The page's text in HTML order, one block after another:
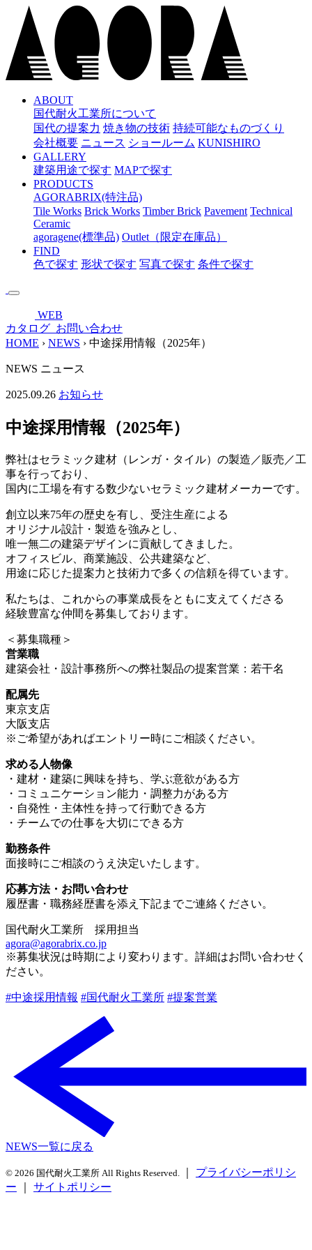
コ
ン
ABOUT
国代耐火工業所について
国代の提案力 焼き物の技術 持続可能なものづくり
会社概要 ニュース ショールーム KUNISHIRO
GALLERY
建築用途で探す MAPで探す
PRODUCTS
AGORABRIX(特注品)
Tile Works Brick Works Timber Brick Pavement Technical
Ceramic
agoragene(標準品) Outlet（限定在庫品）
FIND
色で探す 形状で探す 写真で探す 条件で探す
WEB
カタログ お問い合わせ
HOME › NEWS › 中途採用情報（2025年）
NEWS ニュース
2025.09.26 お知らせ
中途採用情報（2025年）
弊社はセラミック建材（レンガ・タイル）の製造／販売／工
事を行っており、
国内に工場を有する数少ないセラミック建材メーカーです。
創立以来75年の歴史を有し、受注生産による
オリジナル設計・製造を強みとし、
唯一無二の建築デザインに貢献してきました。
オフィスビル、商業施設、公共建築など、
用途に応じた提案力と技術力で多くの信頼を得ています。
私たちは、これからの事業成長をともに支えてくださる
経験豊富な仲間を募集しております。
＜募集職種＞
営業職
建築会社・設計事務所への弊社製品の提案営業：若干名
配属先
東京支店
大阪支店
※ご希望があればエントリー時にご相談ください。
求める人物像
・建材・建築に興味を持ち、学ぶ意欲がある方
・コミュニケーション能力・調整力がある方
・自発性・主体性を持って行動できる方
・チームでの仕事を大切にできる方
勤務条件
面接時にご相談のうえ決定いたします。
応募方法・お問い合わせ
履歴書・職務経歴書を添え下記までご連絡ください。
国代耐火工業所 採用担当
agora@agorabrix.co.jp
※募集状況は時期により変わります。詳細はお問い合わせく
ださい。
#中途採用情報 #国代耐火工業所 #提案営業
NEWS一覧に戻る
© 2026 国代耐火工業所 All Rights Reserved.
プライバシーポリシ
ー
サイトポリシー